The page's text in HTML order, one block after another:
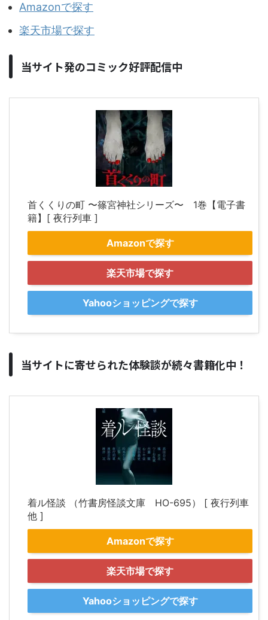
Amazonで探す
楽天市場で探す
当サイト発のコミック好評配信中
首くくりの町 〜篠宮神社シリーズ〜 1巻【電子書
籍】[ 夜行列車 ]
Amazonで探す
楽天市場で探す
Yahooショッピングで探す
当サイトに寄せられた体験談が続々書籍化中！
着ル怪談 （竹書房怪談文庫 HO-695） [ 夜行列車
他 ]
Amazonで探す
楽天市場で探す
Yahooショッピングで探す